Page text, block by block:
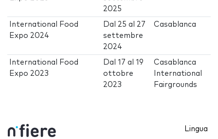
2025
International Food
Expo 2024
Dal 25 al 27
settembre
2024
Casablanca
International Food
Expo 2023
Dal17 al19
ottobre
2023
Casablanca
International
Fairgrounds
Lingua